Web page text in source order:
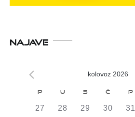
NAJAVE
kolovoz 2026
Kalendar
od
P U S Č P
0
27
0
28
0
29
0
30
0
31